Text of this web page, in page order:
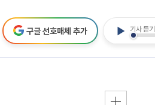
기사 듣기
구글 선호매체 추가